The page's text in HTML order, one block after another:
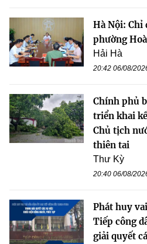
Hà Nội: Chỉ
phường
Hải Hà
20:42 06/08/
Chính phủ
triển khai
Chủ tịch
thiên tai
Thư Kỳ
20:40 06/08/
Phát huy
Tiếp công
giải quyết